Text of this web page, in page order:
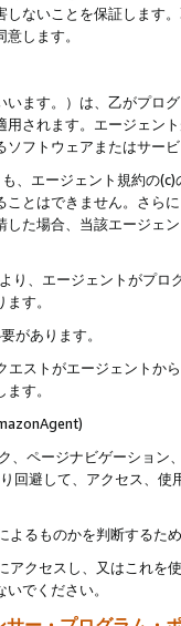
ないことを保証します
します。
います。）は、乙がプロ
されます。エージェン
フトウェアまたはサー
、エージェント規約の
とはできません。さら
た場合、当該エージェ
り、エージェントがプ
す。
があります。
ストがエージェントか
す。
、ページナビゲーショ
回避して、アクセス、
よるものかを判断するた
アクセスし、又はこれ
でください。